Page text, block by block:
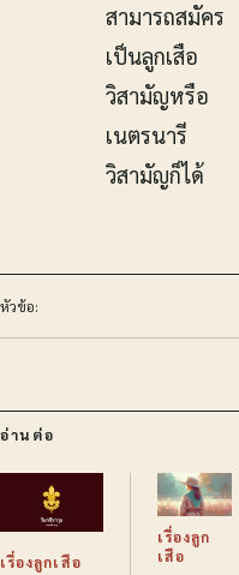
สามารถสมัคร
เป็นลูกเสือ
วิสามัญหรือ
เนตรนารี
วิสามัญก็ได้
หัวข้อ:
อ่านต่อ
เรื่องลูกเสือ
เรื่องลูก
เสือ